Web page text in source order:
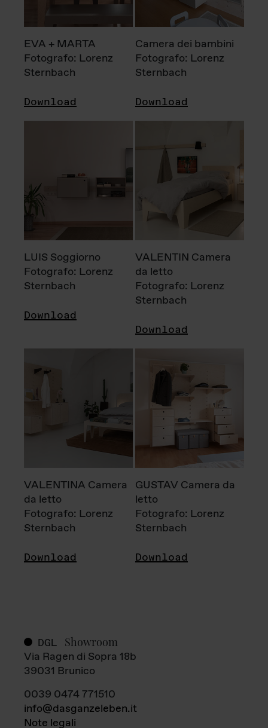
EVA + MARTA
Fotografo: Lorenz
Sternbach
Download
Camera dei bambini
Fotografo: Lorenz
Sternbach
Download
LUIS Soggiorno
Fotografo: Lorenz
Sternbach
Download
VALENTIN Camera
da letto
Fotografo: Lorenz
Sternbach
Download
VALENTINA Camera
da letto
Fotografo: Lorenz
Sternbach
Download
GUSTAV Camera da
letto
Fotografo: Lorenz
Sternbach
Download
DGL Showroom
Via Ragen di Sopra 18b
39031 Brunico
0039 0474 771510
info@dasganzeleben.it
Note legali